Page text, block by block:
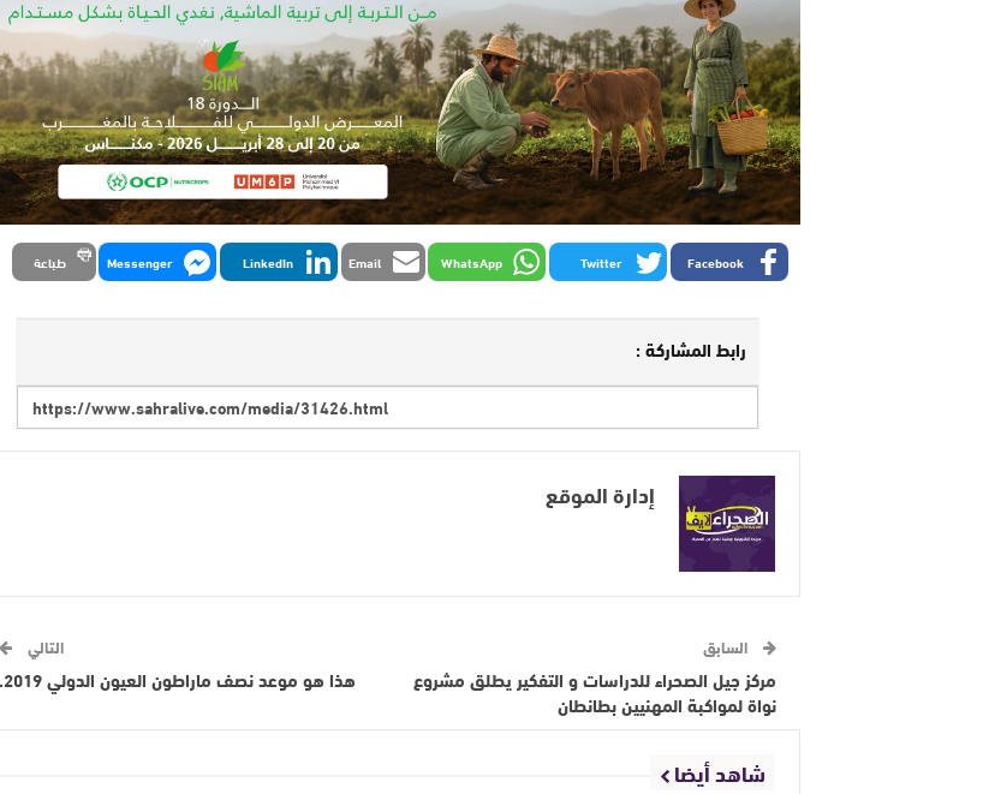
Facebook
Twitter
WhatsApp
Email
LinkedIn
Messenger طباعة
رابط المشاركة :
إدارة الموقع
السابق
مركز جيل الصحراء للدراسات و التفكير يطلق مشروع
نواة لمواكبة المهنيين بطانطان
التالي
هذا هو موعد نصف ماراطون العيون الدولي 2019.
شاهد أيضا